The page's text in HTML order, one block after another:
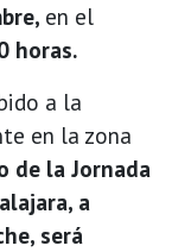
en el
horas.
a la
en la zona
de la Jornada
a
será